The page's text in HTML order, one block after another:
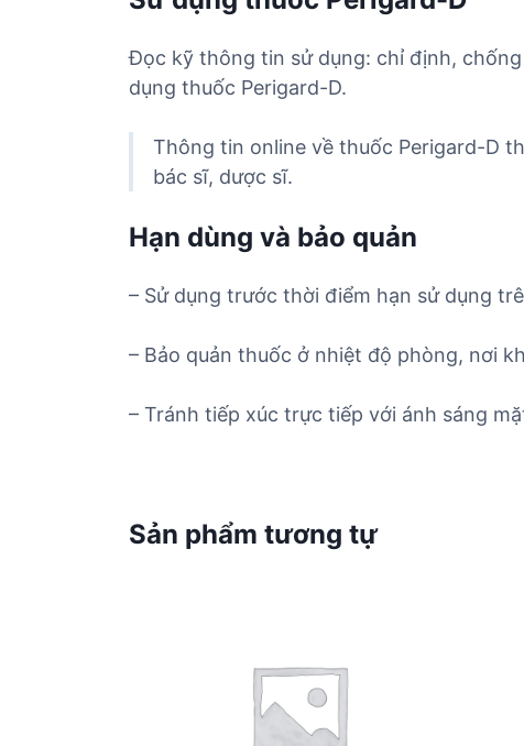
Đọc kỹ thông tin sử dụng: chỉ định,
dụng thuốc Perigard-D.
Thông tin online về thuốc Perigard-D
bác sĩ, dược sĩ.
Hạn dùng và bảo quản
– Sử dụng trước thời điểm hạn sử dụng
– Bảo quản thuốc ở nhiệt độ phòng, nơi
– Tránh tiếp xúc trực tiếp với ánh sáng
Sản phẩm tương tự